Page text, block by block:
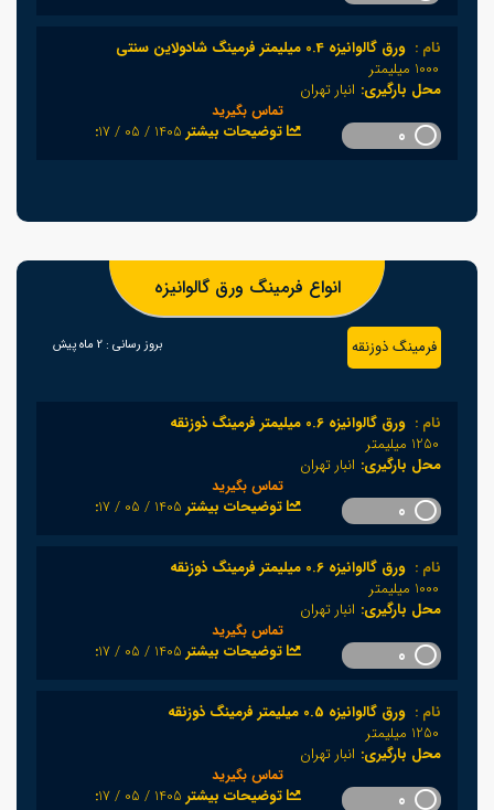
نام : ورق گالوانیزه 0.4 میلیمتر فرمینگ شادولاین سنتی
1000 میلیمتر
محل بارگیری: انبار تهران
تماس بگیرید
:توضیحات بیشتر1405 / 05 / 17
انواع فرمینگ ورق گالوانیزه
فرمینگ ذوزنقه بروز رسانی : 2 ماه پیش
نام : ورق گالوانیزه 0.6 میلیمتر فرمینگ ذوزنقه
1250 میلیمتر
محل بارگیری: انبار تهران
تماس بگیرید
:توضیحات بیشتر1405 / 05 / 17
نام : ورق گالوانیزه 0.6 میلیمتر فرمینگ ذوزنقه
1000 میلیمتر
محل بارگیری: انبار تهران
تماس بگیرید
:توضیحات بیشتر1405 / 05 / 17
نام : ورق گالوانیزه 0.5 میلیمتر فرمینگ ذوزنقه
1250 میلیمتر
محل بارگیری: انبار تهران
تماس بگیرید
:توضیحات بیشتر1405 / 05 / 17